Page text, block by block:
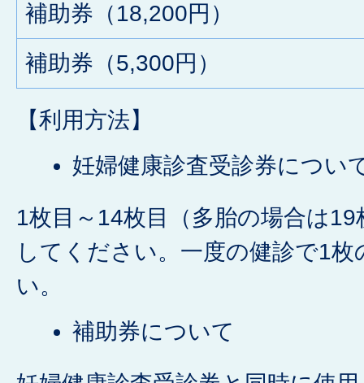
補助券（18,200円）
補助券（5,300円）
【利用方法】
妊婦健康診査受診券につい
1枚目～14枚目（多胎の場合は
してください。一度の健診で1
い。
補助券について